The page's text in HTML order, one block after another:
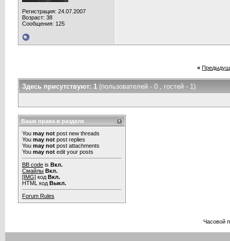
Регистрация: 24.07.2007
Возраст: 38
Сообщения: 125
«
Здесь присутствуют: 1 (пользователей - 0 , гостей - 1)
Ваши права в разделе
You may not post new threads
You may not post replies
You may not post attachments
You may not edit your posts
BB code is Вкл.
Смайлы Вкл.
[IMG] код Вкл.
HTML код Выкл.
Forum Rules
Часовой